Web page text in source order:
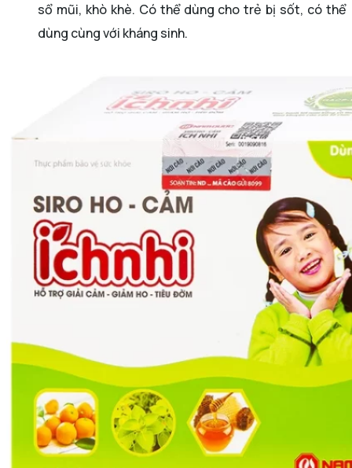
sổ mũi, khò khè. Có thể dùng cho trẻ bị sốt, có thể
dùng cùng với kháng sinh.